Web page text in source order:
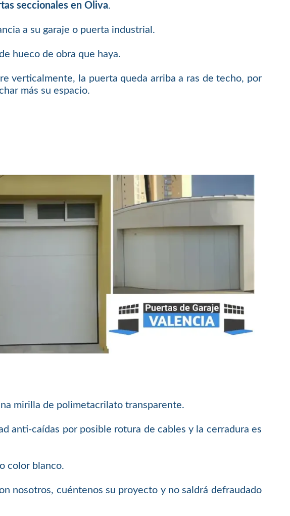
seccionales en Oliva.
a su garaje o puerta industrial.
hueco de obra que haya.
verticalmente, la puerta queda arriba a ras de techo, por
más su espacio.
mirilla de polimetacrilato transparente.
anti-caídas por posible rotura de cables y la cerradura es
color blanco.
nosotros, cuéntenos su proyecto y no saldrá defraudado